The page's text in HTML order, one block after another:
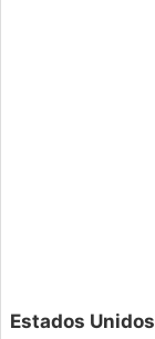
Estados Unidos